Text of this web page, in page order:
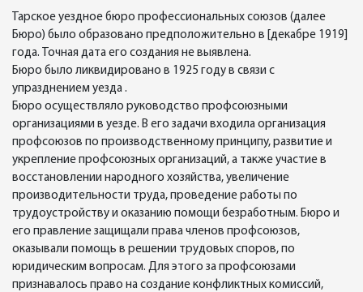
Тарское уездное бюро профессиональных союзов (далее
Бюро) было образовано предположительно в [декабре 1919]
года. Точная дата его создания не выявлена.
Бюро было ликвидировано в 1925 году в связи с
упразднением уезда .
Бюро осуществляло руководство профсоюзными
организациями в уезде. В его задачи входила организация
профсоюзов по производственному принципу, развитие и
укрепление профсоюзных организаций, а также участие в
восстановлении народного хозяйства, увеличение
производительности труда, проведение работы по
трудоустройству и оказанию помощи безработным. Бюро и
его правление защищали права членов профсоюзов,
оказывали помощь в решении трудовых споров, по
юридическим вопросам. Для этого за профсоюзами
признавалось право на создание конфликтных комиссий,